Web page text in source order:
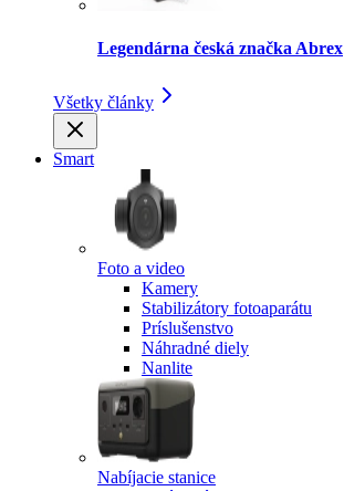
Legendárna česká značka Abrex
Všetky články
Smart
Foto a video
Kamery
Stabilizátory fotoaparátu
Príslušenstvo
Náhradné diely
Nanlite
Nabíjacie stanice